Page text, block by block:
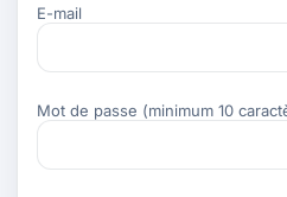
E-mail
Mot de passe (minimum 10